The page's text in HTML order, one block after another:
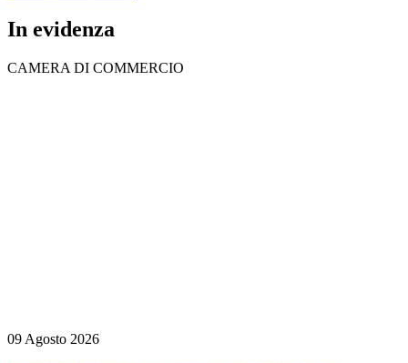
In evidenza
CAMERA DI COMMERCIO
09 Agosto 2026